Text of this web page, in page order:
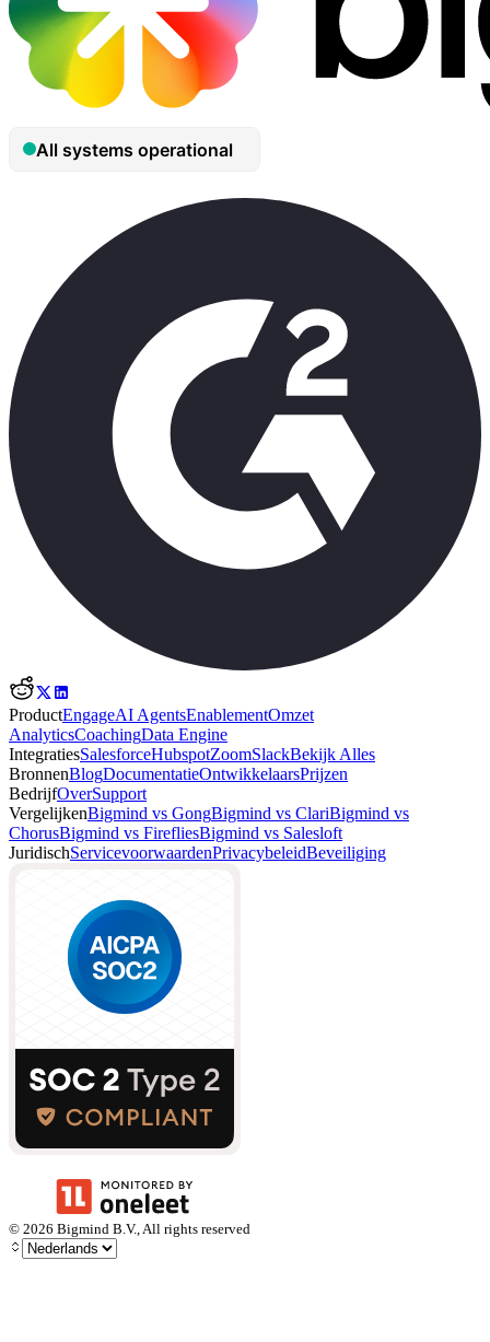
ProductEngageAI AgentsEnablementOmzet
AnalyticsCoachingData Engine
IntegratiesSalesforceHubspotZoomSlackBekijk Alles
BronnenBlogDocumentatieOntwikkelaarsPrijzen
BedrijfOverSupport
VergelijkenBigmind vs GongBigmind vs ClariBigmind vs
ChorusBigmind vs FirefliesBigmind vs Salesloft
JuridischServicevoorwaardenPrivacybeleidBeveiliging
© 2026 Bigmind B.V., All rights reserved